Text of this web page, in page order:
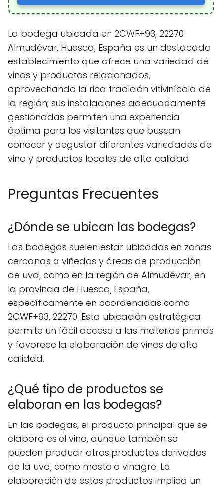
La bodega ubicada en 2CWF+93, 22270
Almudévar, Huesca, España es un destacado
establecimiento que ofrece una variedad de
vinos y productos relacionados,
aprovechando la rica tradición vitivinícola de
la región; sus instalaciones adecuadamente
gestionadas permiten una experiencia
óptima para los visitantes que buscan
conocer y degustar diferentes variedades de
vino y productos locales de alta calidad.
Preguntas Frecuentes
¿Dónde se ubican las bodegas?
Las bodegas suelen estar ubicadas en zonas
cercanas a viñedos y áreas de producción
de uva, como en la región de Almudévar, en
la provincia de Huesca, España,
específicamente en coordenadas como
2CWF+93, 22270. Esta ubicación estratégica
permite un fácil acceso a las materias primas
y favorece la elaboración de vinos de alta
calidad.
¿Qué tipo de productos se
elaboran en las bodegas?
En las bodegas, el producto principal que se
elabora es el vino, aunque también se
pueden producir otros productos derivados
de la uva, como mosto o vinagre. La
elaboración de estos productos implica un